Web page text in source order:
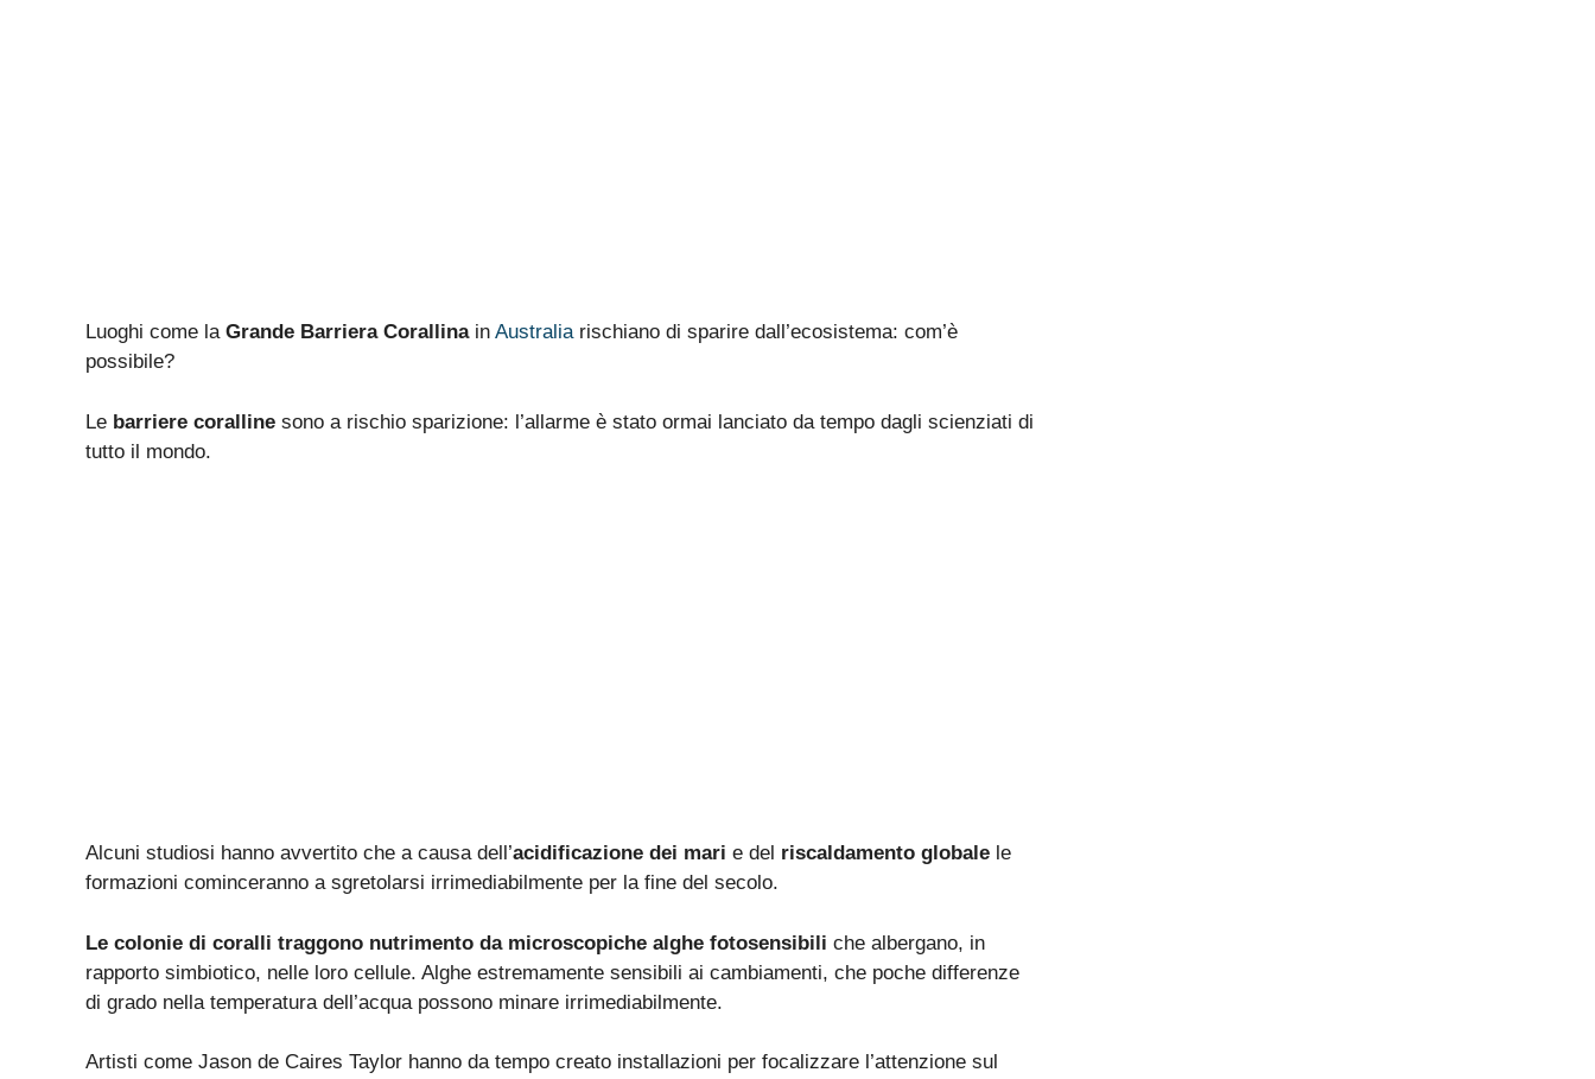
Luoghi come la Grande Barriera Corallinain Australiarischiano di sparire dall’ecosistema: com’è
possibile?
Le barriere coralline sono a rischio sparizione: l’allarme è stato ormai lanciato da tempo dagli scienziati di
tutto il mondo.
Alcuni studiosi hanno avvertito che a causa dell’acidificazione dei mari e del riscaldamento globale le
formazioni cominceranno a sgretolarsi irrimediabilmente per la fine del secolo.
Le colonie di coralli traggono nutrimento da microscopiche alghe fotosensibili che albergano, in
rapporto simbiotico, nelle loro cellule. Alghe estremamente sensibili ai cambiamenti, che poche differenze
di grado nella temperatura dell’acqua possono minare irrimediabilmente.
Artisti come Jason de Caires Taylor hanno da tempo creato installazioni per focalizzare l’attenzione sul